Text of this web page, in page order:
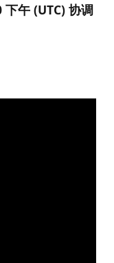
午 (UTC) 协调